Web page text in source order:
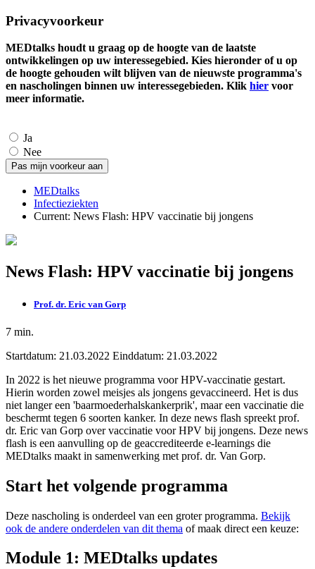
Privacyvoorkeur
MEDtalks houdt u graag op de hoogte van de laatste
ontwikkelingen op uw interessegebied. Kies hieronder of u op
de hoogte gehouden wilt blijven van de nieuwste programma's
en nascholingen binnen uw interessegebieden. Klik hier voor
meer informatie.
Ja
Nee
MEDtalks
Infectieziekten
Current: News Flash: HPV vaccinatie bij jongens
News Flash: HPV vaccinatie bij jongens
Prof. dr. Eric van Gorp
7 min.
Startdatum: 21.03.2022 Einddatum: 21.03.2022
In 2022 is het nieuwe programma voor HPV-vaccinatie gestart.
Hierin worden zowel meisjes als jongens gevaccineerd. Het is dus
niet langer een 'baarmoederhalskankerprik', maar een vaccinatie die
beschermt tegen 6 soorten kanker. In deze news flash spreekt prof.
dr. Eric van Gorp over vaccinatie voor HPV bij jongens. Deze news
flash is een aanvulling op de geaccrediteerde e-learnings die
MEDtalks maakt in samenwerking met prof. dr. Van Gorp.
Start het volgende programma
Deze nascholing is onderdeel van een groter programma. Bekijk
ook de andere onderdelen van dit thema of maak direct een keuze:
Module 1: MEDtalks updates